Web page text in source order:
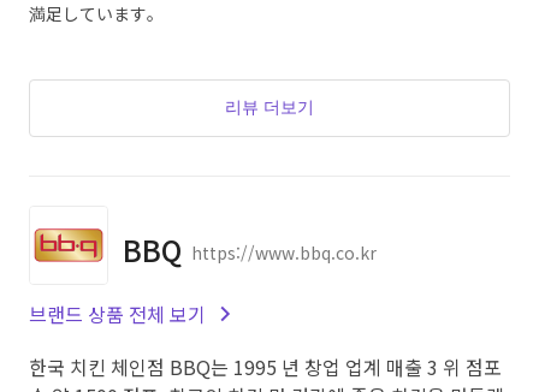
満足しています。
리뷰 더보기
BBQ https://www.bbq.co.kr
브랜드 상품 전체 보기
한국 치킨 체인점 BBQ는 1995 년 창업 업계 매출 3 위 점포